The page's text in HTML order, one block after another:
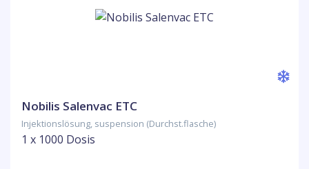
Nobilis Salenvac ETC
Injektionslösung, suspension (Durchst.flasche)
1 x 1000 Dosis